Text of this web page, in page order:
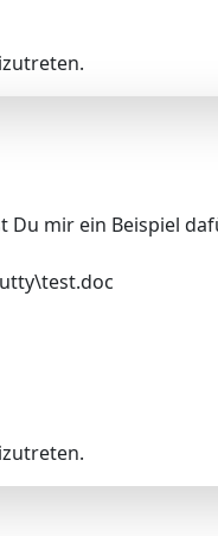
Du mir ein Beispiel